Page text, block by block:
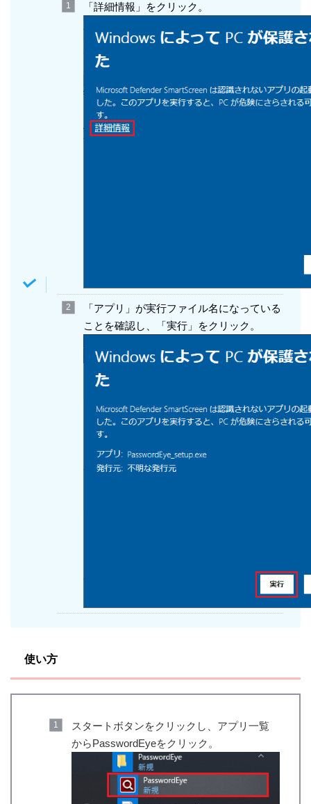
「詳細情報」をクリック。
「アプリ」が実行ファイル名になっている
ことを確認し、「実行」をクリック。
使い方
スタートボタンをクリックし、アプリ一覧
からPasswordEyeをクリック。